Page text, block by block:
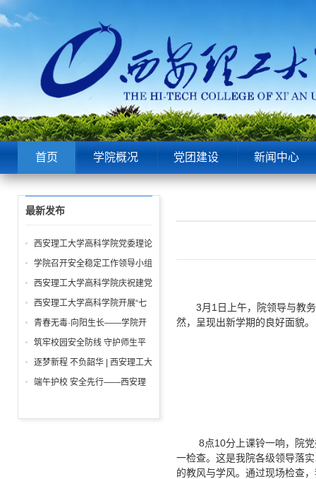
首页 学院概况 党团建设 新闻中心
3月1日上午，院领导与教
然，呈现出新学期的良好面貌。
8点10分上课铃一响，院
一检查。这是我院各级领导落
的教风与学风。通过现场检查
最新发布
西安理工大学高科学院党委理论
中心组第6次学习聚焦“潜绩”与
“显绩”
学院召开安全稳定工作领导小组
会议 全面部署暑期及秋季开学
校园安全工作
西安理工大学高科学院庆祝建党
105周年暨“七一”表彰大会圆满
举行
西安理工大学高科学院开展“七
一”前夕走访慰问困难学生党员
活动
青春无毒·向阳生长——学院开
展“6・26”国际禁毒日沉浸式主
题宣教活动
筑牢校园安全防线 守护师生平
安校园 ——西安理工大学高科
学院开展消防安全专项检查
逐梦新程 不负韶华 | 西安理工大
学高科学院2026届毕业典礼暨
端午护校 安全先行——西安理
项培训